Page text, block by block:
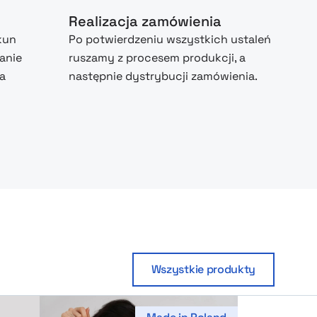
Realizacja zamówienia
Po potwierdzeniu wszystkich ustaleń
ruszamy z procesem produkcji, a
następnie dystrybucji zamówienia.
Wszystkie produkty